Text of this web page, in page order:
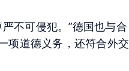
不可侵犯。”德国也与合
项道德义务，还符合外交